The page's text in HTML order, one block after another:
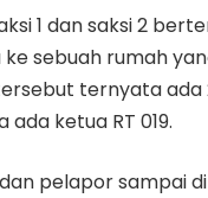
1 dan saksi 2
sebuah rumah
ternyata ada
ketua RT 019.
dan pelapor